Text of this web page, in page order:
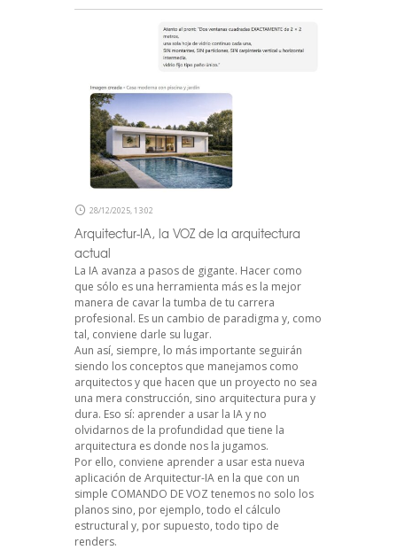
28/12/2025, 13:02
Arquitectur-IA, la VOZ de la arquitectura
actual
La IA avanza a pasos de gigante. Hacer como
que sólo es una herramienta más es la mejor
manera de cavar la tumba de tu carrera
profesional. Es un cambio de paradigma y, como
tal, conviene darle su lugar.
Aun así, siempre, lo más importante seguirán
siendo los conceptos que manejamos como
arquitectos y que hacen que un proyecto no sea
una mera construcción, sino arquitectura pura y
dura. Eso sí: aprender a usar la IA y no
olvidarnos de la profundidad que tiene la
arquitectura es donde nos la jugamos.
Por ello, conviene aprender a usar esta nueva
aplicación de Arquitectur-IA en la que con un
simple COMANDO DE VOZ tenemos no solo los
planos sino, por ejemplo, todo el cálculo
estructural y, por supuesto, todo tipo de
renders.